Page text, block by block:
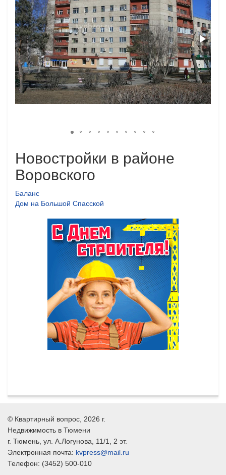
Новостройки в районе
Воровского
Баланс
Дом на Большой Спасской
© Квартирный вопрос , 2026 г.
Недвижимость в Тюмени
г. Тюмень , ул. А.Логунова, 11/1, 2 эт.
Электронная почта: kvpress@mail.ru
Телефон: (3452) 500-010